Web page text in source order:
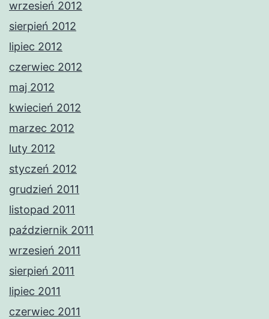
wrzesień 2012
sierpień 2012
lipiec 2012
czerwiec 2012
maj 2012
kwiecień 2012
marzec 2012
luty 2012
styczeń 2012
grudzień 2011
listopad 2011
październik 2011
wrzesień 2011
sierpień 2011
lipiec 2011
czerwiec 2011